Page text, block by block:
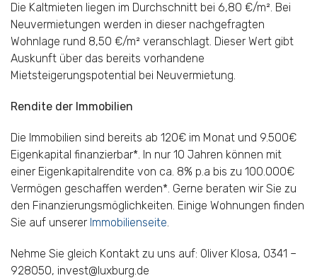
Die Kaltmieten liegen im Durchschnitt bei 6,80 €/m². Bei
Neuvermietungen werden in dieser nachgefragten
Wohnlage rund 8,50 €/m² veranschlagt. Dieser Wert gibt
Auskunft über das bereits vorhandene
Mietsteigerungspotential bei Neuvermietung.
Rendite der Immobilien
Die Immobilien sind bereits ab 120€ im Monat und 9.500€
Eigenkapital finanzierbar*. In nur 10 Jahren können mit
einer Eigenkapitalrendite von ca. 8% p.a bis zu 100.000€
Vermögen geschaffen werden*. Gerne beraten wir Sie zu
den Finanzierungsmöglichkeiten. Einige Wohnungen finden
Sie auf unserer Immobilienseite.
Nehme Sie gleich Kontakt zu uns auf: Oliver Klosa, 0341 –
928050, invest@luxburg.de